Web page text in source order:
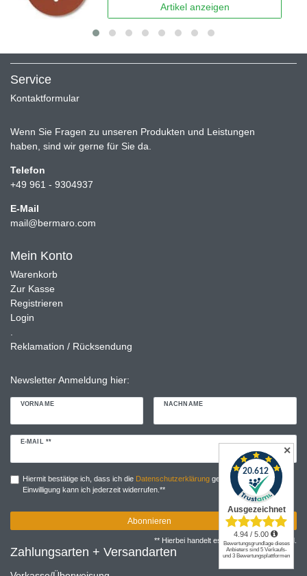
Artikel anzeigen
Service
Kontaktformular
Wenn Sie Fragen zu unseren Produkten und Leistungen
haben, sind wir gerne für Sie da.
Telefon
+49 961 - 9304937
E-Mail
mail@bermaro.com
Mein Konto
Warenkorb
Zur Kasse
Registrieren
Login
Reklamation / Rücksendung
Newsletter Anmeldung hier:
VORNAME NACHNAME
E-MAIL **
Newsletter
Hiermit bestätige ich, dass ich die Daten­schutz­erklärunggelesen habe. Meine
Einwilligung kann ich jederzeit widerrufen.**
Abonnieren
** Hierbei handelt es sich um ein Pflichtfeld.
Zahlungsarten + Versandarten
✕